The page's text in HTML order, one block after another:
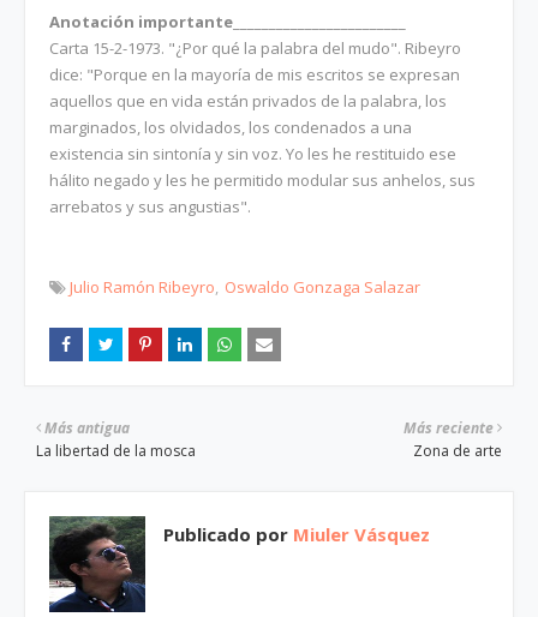
Anotación importante
Carta 15-2-1973. "¿Por qué la palabra del mudo". Ribeyro
dice: "Porque en la mayoría de mis escritos se expresan
aquellos que en vida están privados de la palabra, los
marginados, los olvidados, los condenados a una
existencia sin sintonía y sin voz. Yo les he restituido ese
hálito negado y les he permitido modular sus anhelos, sus
arrebatos y sus angustias".
Julio Ramón Ribeyro Oswaldo Gonzaga Salazar
Más reciente
Zona de arte
Más antigua
La libertad de la mosca
Publicado por Miuler Vásquez